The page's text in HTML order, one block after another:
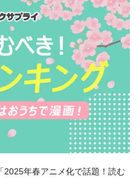
2025年春アニメ化で話題！読む